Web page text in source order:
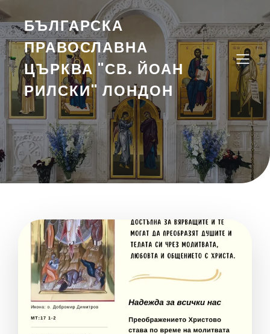
БЪЛГАРСКА
ПРАВОСЛАВНА
ЦЪРКВА "СВ. ЙОАН
РИЛСКИ" ЛОНДОН